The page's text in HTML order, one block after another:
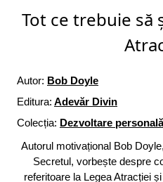
Tot ce trebuie să
Autor: Bob Doyle
Editura: Adevăr Divin
Colecția: Dezvoltare personală
Autorul motivațional Bob
Secretul, vorbește despre
referitoare la Legea Atracției